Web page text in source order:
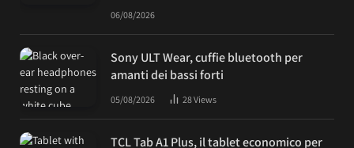
06/08/2026
Sony ULT Wear, cuffie bluetooth per
amanti dei bassi forti
05/08/2026 28Views
TCL Tab A1 Plus, il tablet economico per